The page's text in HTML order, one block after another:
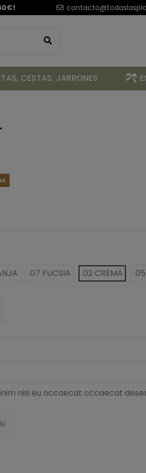
CESTAS, JARRONES
.07 FUCSIA .02 CREMA
nisi eu occaecat occaecat